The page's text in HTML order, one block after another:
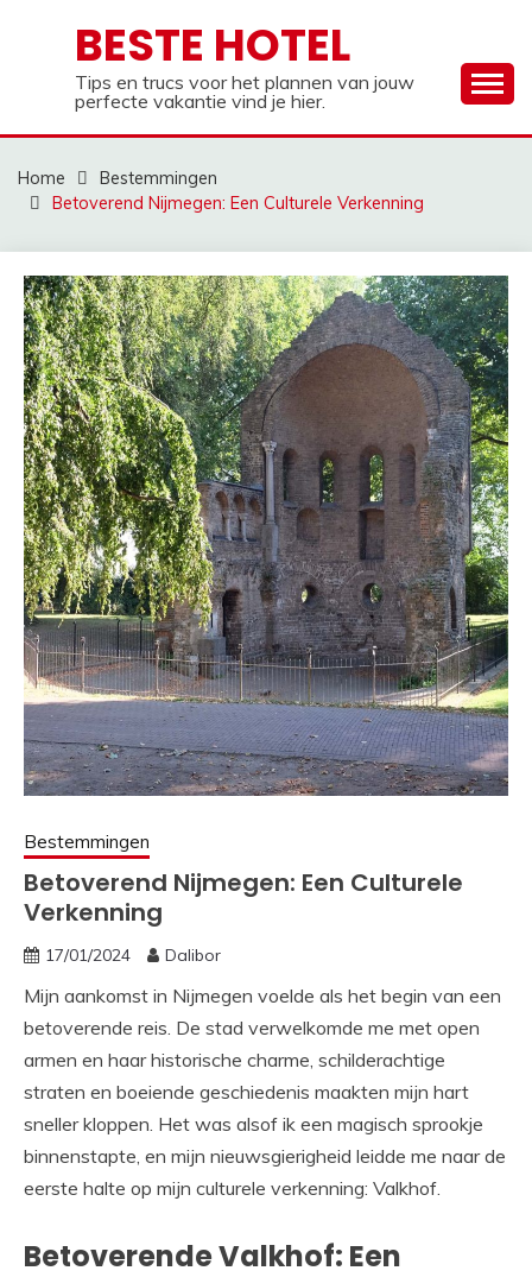
BESTE HOTEL
Tips en trucs voor het plannen van jouw
perfecte vakantie vind je hier.
Home
Bestemmingen
Betoverend Nijmegen: Een Culturele Verkenning
Bestemmingen
Betoverend Nijmegen: Een Culturele
Verkenning
17/01/2024 Dalibor
Mijn aankomst in Nijmegen voelde als het begin van een
betoverende reis. De stad verwelkomde me met open
armen en haar historische charme, schilderachtige
straten en boeiende geschiedenis maakten mijn hart
sneller kloppen. Het was alsof ik een magisch sprookje
binnenstapte, en mijn nieuwsgierigheid leidde me naar de
eerste halte op mijn culturele verkenning: Valkhof.
Betoverende Valkhof: Een